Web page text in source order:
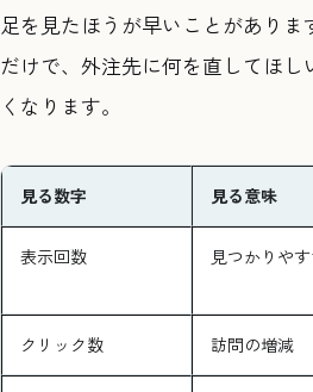
足を見たほうが早いことがありま
だけで、外注先に何を直してほし
くなります。
見る数字 見る意味
表示回数 見つかりや
クリック数 訪問の増減